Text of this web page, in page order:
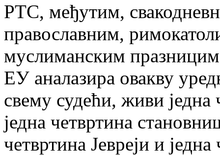
РТС, међутим,
православним,
муслиманским
ЕУ аналазира овакву
свему судећи, живи
једна четвртина
четвртина Јевреји и